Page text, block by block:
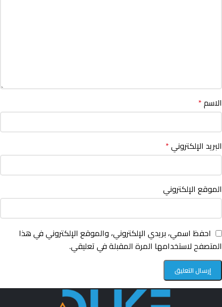
الاسم*
البريد الإلكتروني*
الموقع الإلكتروني
احفظ اسمي، بريدي الإلكتروني، والموقع الإلكتروني في هذا
المتصفح لاستخدامها المرة المقبلة في تعليقي.